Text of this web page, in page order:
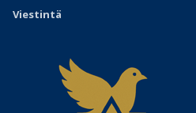
Viestintä